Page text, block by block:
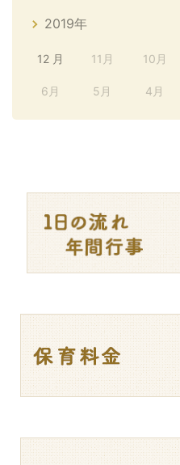
2019年
12 月 11月 10月
6月 5月 4月